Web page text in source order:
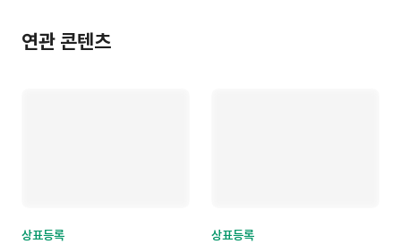
연관 콘텐츠
상표등록 상표등록